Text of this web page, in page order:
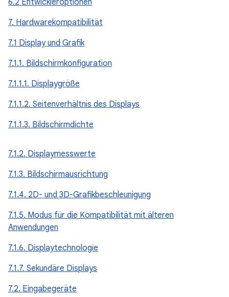
6.2 Entwickleroptionen
7. Hardwarekompatibilität
7.1 Display und Grafik
7.1.1. Bildschirmkonfiguration
7.1.1.1. Displaygröße
7.1.1.2. Seitenverhältnis des Displays
7.1.1.3. Bildschirmdichte
7.1.2. Displaymesswerte
7.1.3. Bildschirmausrichtung
7.1.4. 2D- und 3D-Grafikbeschleunigung
7.1.5. Modus für die Kompatibilität mit älteren
Anwendungen
7.1.6. Displaytechnologie
7.1.7. Sekundäre Displays
7.2. Eingabegeräte